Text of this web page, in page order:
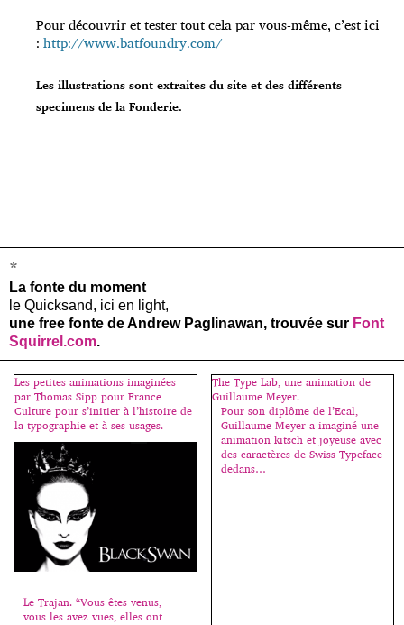
Pour découvrir et tester tout cela par vous-même, c’est ici
: http://www.batfoundry.com/
Les illustrations sont extraites du site et des différents
specimens de la Fonderie.
*
La fonte du moment
le Quicksand, ici en light,
une free fonte de Andrew Paglinawan, trouvée sur Font
Squirrel.com.
Les petites animations imaginées
par Thomas Sipp pour France
Culture pour s’initier à l’histoire de
la typographie et à ses usages.
Le Trajan. “Vous êtes venus,
vous les avez vues, elles ont
The Type Lab, une animation de
Guillaume Meyer.
Pour son diplôme de l’Ecal,
Guillaume Meyer a imaginé une
animation kitsch et joyeuse avec
des caractères de Swiss Typeface
dedans…